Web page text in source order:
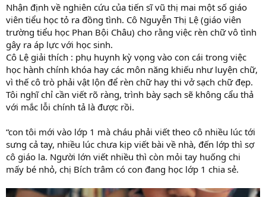
Nhận định về nghiên cứu của tiến sĩ vũ thị mai một số giáo
viên tiểu học tỏ ra đồng tình. Cô Nguyễn Thị Lệ (giáo viên
trường tiểu học Phan Bội Châu) cho rằng việc rèn chữ vô tình
gây ra áp lực với học sinh.
Cô Lệ giải thích : phụ huynh kỳ vọng vào con cái trong việc
học hành chính khóa hay các môn năng khiếu như luyện chữ,
vì thế cô trò phải vật lộn để rèn chữ hay thi vở sạch chữ đẹp.
Tôi nghĩ chỉ cần viết rõ ràng, trình bày sạch sẽ không cẩu thả
với mắc lỗi chính tả là được rồi.
“con tôi mới vào lớp 1 mà cháu phải viết theo cô nhiều lúc tới
sưng cả tay, nhiều lúc chưa kịp viết bài về nhà, đến lớp thì sợ
cô giáo la. Người lớn viết nhiều thì còn mỏi tay huống chi
mấy bé nhỏ, chị Bích trâm có con đang học lớp 1 chia sẻ.